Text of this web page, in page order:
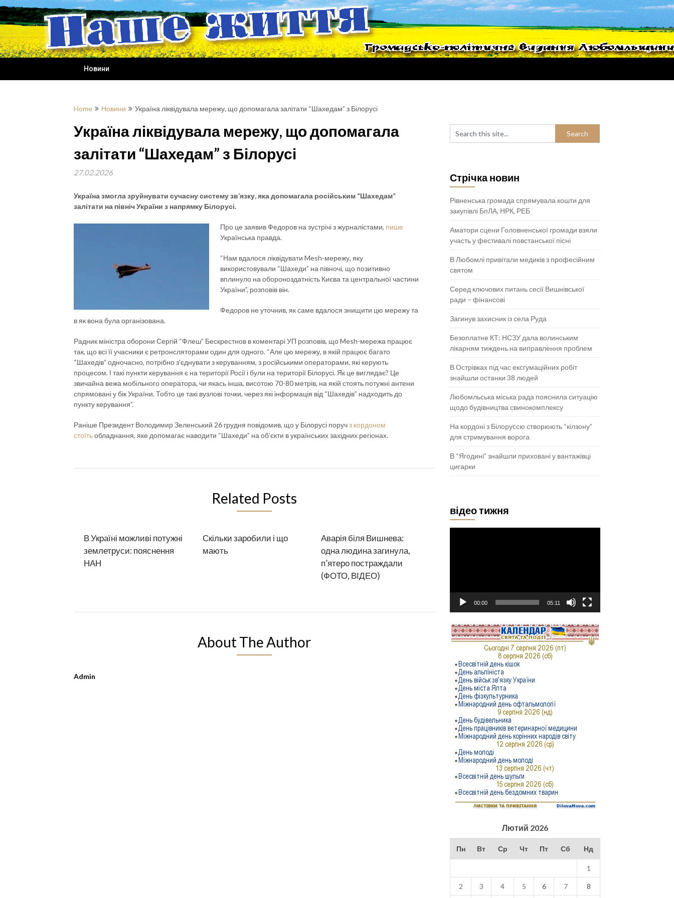
Skip
to
content
Новини
Home Новини Україна ліквідувала мережу, що допомагала залітати “Шахедам” з Білорусі
Україна ліквідувала мережу, що допомагала
залітати “Шахедам” з Білорусі
27.02.2026
Україна змогла зруйнувати сучасну систему зв’язку, яка допомагала російським “Шахедам”
залітати на північ України з напрямку Білорусі.
Про це заявив Федоров на зустрічі з журналістами, пише
Українська правда.
“Нам вдалося ліквідувати Mesh-мережу, яку
використовували “Шахеди” на півночі, що позитивно
вплинуло на обороноздатність Києва та центральної частини
України”, розповів він.
Федоров не уточнив, як саме вдалося знищити цю мережу та
в як вона була організована.
Радник міністра оборони Сергій “Флеш” Бескрестнов в коментарі УП розповів, що Mesh-мережа працює
так, що всі її учасники є ретронсляторами один для одного. “Але цю мережу, в якій працює багато
“Шахедів” одночасно, потрібно з’єднувати з керуванням, з російськими операторами, які керують
процесом. І такі пункти керування є на території Росії і були на території Білорусі. Як це виглядає? Це
звичайна вежа мобільного оператора, чи якась інша, висотою 70-80 метрів, на якій стоять потужні антени
спрямовані у бік України. Тобто це такі вузлові точки, через які інформація від “Шахедів” надходить до
пункту керування”.
Раніше Президент Володимир Зеленський 26 грудня повідомив, що у Білорусі поручз кордоном
стоїтьобладнання, яке допомагає наводити “Шахеди” на обʼєкти в українських західних регіонах.
Related Posts
В Україні можливі потужні
землетруси: пояснення
НАН
Скільки заробили і що
мають
Аварія біля Вишнева:
одна людина загинула,
п’ятеро постраждали
(ФОТО, ВІДЕО)
About The Author
Admin
Стрічка новин
Рівненська громада спрямувала кошти для
закупівлі БпЛА, НРК, РЕБ
Аматори сцени Головненської громади взяли
участь у фестивалі повстанської пісні
В Любомлі привітали медиків з професійним
святом
Серед ключових питань сесії Вишнівської
ради – фінансові
Загинув захисник із села Руда
Безоплатне КТ: НСЗУ дала волинським
лікарням тиждень на виправлення проблем
В Острівках під час ексгумаційних робіт
знайшли останки 38 людей
Любомльська міська рада пояснила ситуацію
щодо будівництва свинокомплексу
На кордоні з Білоруссю створюють “кілзону”
для стримування ворога
В “Ягодині” знайшли приховані у вантажівці
цигарки
відео тижня
00:00 05:11
Лютий 2026
Пн Вт Ср Чт Пт Сб Нд
1
2 3 4 5 6 7 8